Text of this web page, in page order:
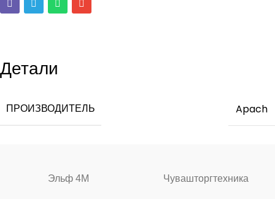
Детали
ПРОИЗВОДИТЕЛЬ Apach
Эльф 4М Чувашторгтехника